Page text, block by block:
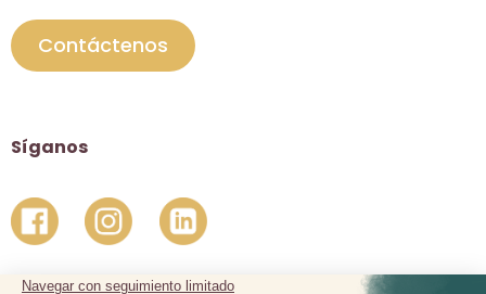
Contáctenos
Síganos